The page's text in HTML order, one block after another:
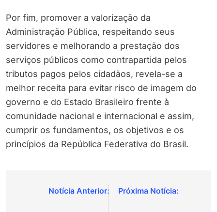
Por fim, promover a valorização da
Administração Pública, respeitando seus
servidores e melhorando a prestação dos
serviços públicos como contrapartida pelos
tributos pagos pelos cidadãos, revela-se a
melhor receita para evitar risco de imagem do
governo e do Estado Brasileiro frente à
comunidade nacional e internacional e assim,
cumprir os fundamentos, os objetivos e os
princípios da República Federativa do Brasil.
Navegação